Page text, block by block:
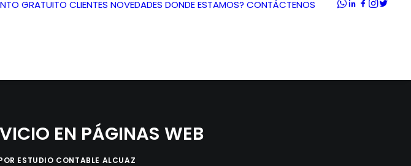
GRATUITO CLIENTES NOVEDADES DONDE ESTAMOS? CONTÁCTENOS
EN PÁGINAS WEB
ESTUDIO CONTABLE ALCUAZ